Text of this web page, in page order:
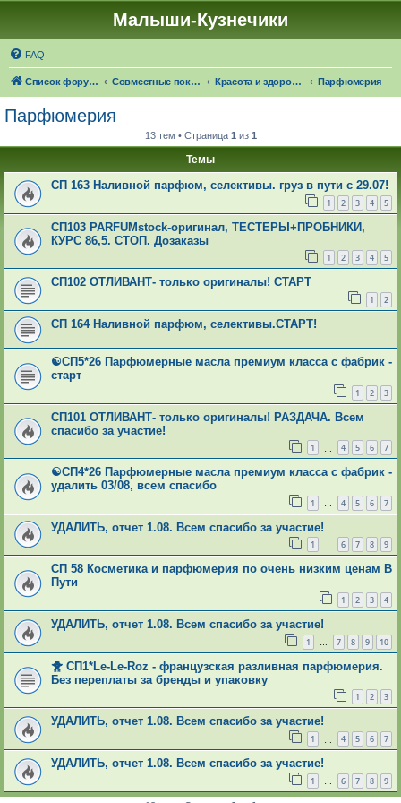
Малыши-Кузнечики
FAQ
Список форумов Совместные покупки "Малыши-Кузнечики" Красота и здоровье: 🍁☔🎓 ЧЕРЕЗ 28 ДНЕЙ НАСТУПИТ ОСЕНЬ Парфюмерия
Парфюмерия
13 тем • Страница 1 из 1
Темы
СП 163 Наливной парфюм, селективы. груз в пути с 29.07!
1 2 3 4 5
СП103 PARFUMstock-оригинал, ТЕСТЕРЫ+ПРОБНИКИ,
КУРС 86,5. СТОП. Дозаказы
1 2 3 4 5
СП102 ОТЛИВАНТ- только оригиналы! СТАРТ
1 2
СП 164 Наливной парфюм, селективы.СТАРТ!
☯СП5*26 Парфюмерные масла премиум класса с фабрик -
старт
1 2 3
СП101 ОТЛИВАНТ- только оригиналы! РАЗДАЧА. Всем
спасибо за участие!
1 4 5 6 7
☯СП4*26 Парфюмерные масла премиум класса с фабрик -
удалить 03/08, всем спасибо
1 … 4 5 6 7
УДАЛИТЬ, отчет 1.08. Всем спасибо за участие!
1 6 7 8 9
СП 58 Косметика и парфюмерия по очень низким ценам В
Пути
1 2 3 4
УДАЛИТЬ, отчет 1.08. Всем спасибо за участие!
1 … 7 8 9 10
🐥 СП1*Le-Le-Roz - французская разливная парфюмерия.
Без переплаты за бренды и упаковку
1 2 3
УДАЛИТЬ, отчет 1.08. Всем спасибо за участие!
1 4 5 6 7
УДАЛИТЬ, отчет 1.08. Всем спасибо за участие!
1 … 6 7 8 9